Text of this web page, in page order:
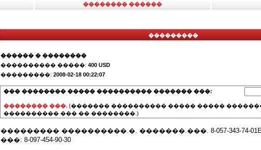
�������� ������
���������
������ � ��������
���������� �����: 400 USD
���������: 2008-02-18 00:22:07
��� �������� ����� ���������� ������� ���:
�������� ���. (������� ���������� ����� �����
���������� ��� �� ��������.)
��������� ����������.�. �������.���. 8-057-343-74-01E-mail
���: 8-097-454-90-30